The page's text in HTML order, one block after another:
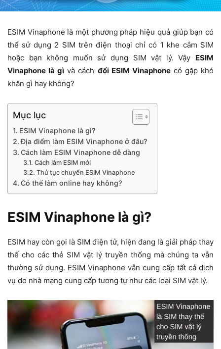
ESIM Vinaphone là một phương pháp hiệu quả giúp bạn có
thể sử dụng 2 SIM trên điện thoại chỉ có 1 khe cắm SIM
hoặc bạn không muốn sử dụng SIM vật lý. Vậy ESIM
Vinaphone là gì và cách đổi ESIM Vinaphonecó gặp khó
khăn gì hay không?
Mục lục
ESIM Vinaphone là gì?
Địa điểm làm ESIM Vinaphone ở đâu?
Cách làm ESIM Vinaphone dễ dàng
Cách làm ESIM mới
Thủ tục chuyển ESIM Vinaphone
Có thể làm online hay không?
ESIM Vinaphone là gì?
ESIM hay còn gọi là SIM điện tử, hiện đang là giải pháp thay
thế cho các thẻ SIM vật lý truyền thống mà chúng ta vẫn
thường sử dụng. ESIM Vinaphone vẫn cung cấp tất cả dịch
vụ do nhà mạng cung cấp tương tự như các loại SIM vật lý.